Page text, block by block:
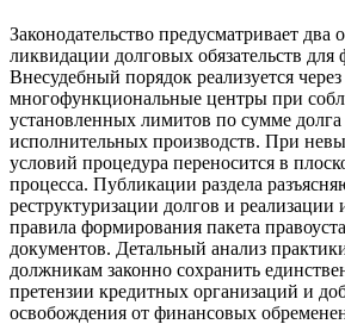
Законодательство предусматривает
ликвидации долговых обязательств для
Внесудебный порядок реализуется через
многофункциональные центры при
установленных лимитов по сумме
исполнительных производств. При
условий процедура переносится в
процесса. Публикации раздела
реструктуризации долгов и реализации
правила формирования пакета
документов. Детальный анализ
должникам законно сохранить
претензии кредитных организаций и
освобождения от финансовых